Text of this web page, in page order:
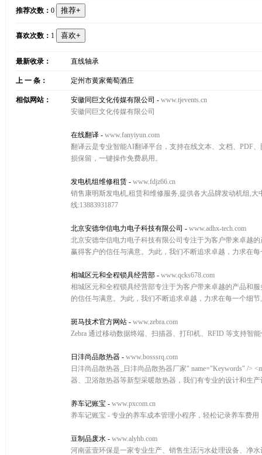
推荐次数： 0
喜欢次数： 1
最新收录： 直线轴承
上 一 条： 定州市黄家葡萄酒庄
相似网站： 安徽同巨文化传媒有限公司 - www.tjevents.cn
安徽同巨文化传媒有限公司
在线翻译 - www.fanyiyun.com
翻译云是专业智能AI翻译平台，支持在线文本、文档、PDF
损保留，一键操作免费易用。
发电机组维修租赁 - www.fdjz66.cn
销售康明斯发电机,租赁和维修服务,提供各大品牌发动机组,
线:13883931877
北京安德华信电力电子科技有限公司 - www.adhx-tech.com
北京安德华信电力电子科技有限公司专注于为客户带来卓越
赢得客户的信任与满意。为此，我们不断追求卓越，力求在
相城区元和全程锁具经营部 - www.qcks678.com
相城区元和全程锁具经营部专注于为客户带来卓越的产品和
的信任与满意。为此，我们不断追求卓越，力求在每一个细
斑马技术官方网站 - www.zebra.com
Zebra 通过移动数据终端、扫描器、打印机、RFID 等支持智
日沣尚品散热器 - www.bosssrq.com
日沣尚品散热器_日沣尚品散热器厂家" name="Keywords" />
器、卫浴散热器等新型采暖散热器，我们有专业的设计和生
养车记账宝 - www.pxcom.cn
养车记账宝 - 专业的养车成本管理小程序，轻松记录养车费用
豆制品废水 - www.alyhb.com
河南蓝壹环保是一家专业生产、销售生活污水处理设备、净